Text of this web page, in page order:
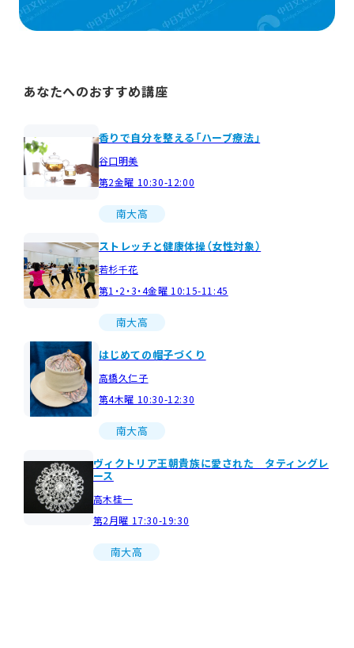
あなたへのおすすめ講座
香りで自分を整える「ハーブ療法」
谷口明美
第2金曜 10:30-12:00
南大高
ストレッチと健康体操（女性対象）
若杉千花
第1・2・3・4金曜 10:15-11:45
南大高
はじめての帽子づくり
高橋久仁子
第4木曜 10:30-12:30
南大高
ヴィクトリア王朝貴族に愛された タティングレ
ース
高木桂一
第2月曜 17:30-19:30
南大高